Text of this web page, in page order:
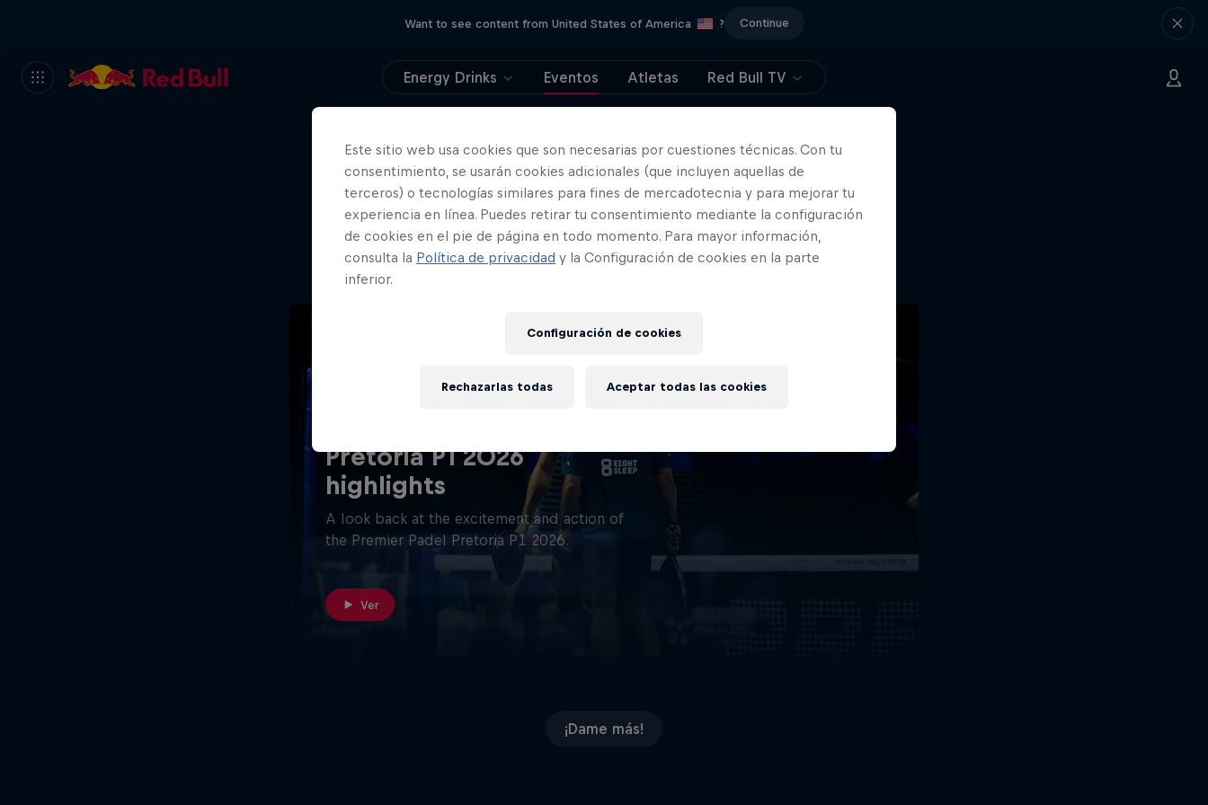
Want to see content from United States of America ? Continue
Energy Drinks Eventos Atletas Red Bull TV
404
Vaya. Lo sentimos. ¿Dónde
está la página?
Pretoria P1 2026
highlights
A look back at the excitement and action of
the Premier Padel Pretoria P1 2026.
Ver
¡Dame más!
Este sitio web usa cookies que son necesarias por cuestiones técnicas. Con tu
consentimiento, se usarán cookies adicionales (que incluyen aquellas de
terceros) o tecnologías similares para fines de mercadotecnia y para mejorar tu
experiencia en línea. Puedes retirar tu consentimiento mediante la configuración
de cookies en el pie de página en todo momento. Para mayor información,
consulta la Política de privacidad y la Configuración de cookies en la parte
inferior.
Configuración de cookies
Rechazarlas todas Aceptar todas las cookies